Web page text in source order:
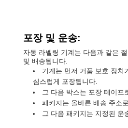
포장 및 운송:
자동 라벨링 기계는 다음과 같은
및 배송됩니다.
기계는 먼저 거품 보호 장치
심스럽게 포장됩니다.
그 다음 박스는 포장 테이프
패키지는 올바른 배송 주소
그 다음 패키지는 지정된 운